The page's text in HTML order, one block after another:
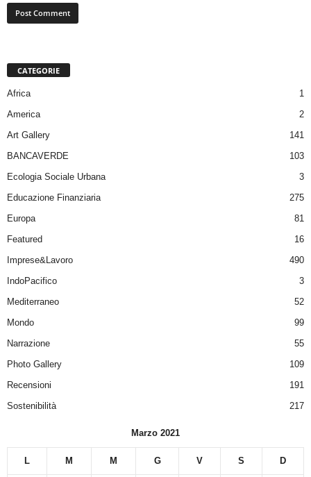
CATEGORIE
Africa
1
America
2
Art Gallery
141
BANCAVERDE
103
Ecologia Sociale Urbana
3
Educazione Finanziaria
275
Europa
81
Featured
16
Imprese&Lavoro
490
IndoPacifico
3
Mediterraneo
52
Mondo
99
Narrazione
55
Photo Gallery
109
Recensioni
191
Sostenibilità
217
Marzo 2021
L M M G V S D